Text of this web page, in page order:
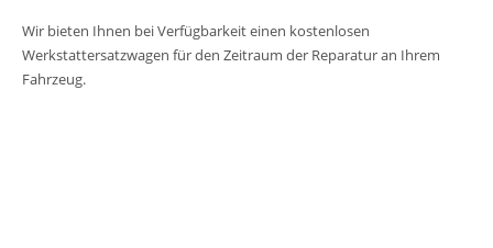
Wir bieten Ihnen bei Verfügbarkeit einen kostenlosen
Werkstattersatzwagen für den Zeitraum der Reparatur an Ihrem
Fahrzeug.